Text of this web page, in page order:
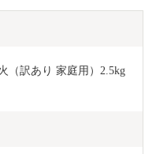
（訳あり 家庭用）2.5kg